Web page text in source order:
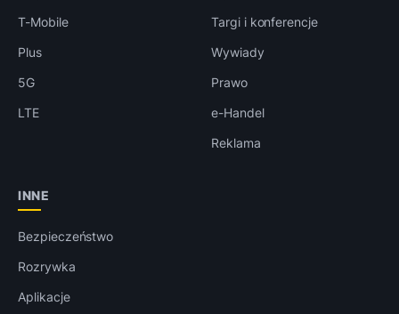
T-Mobile
Plus
5G
LTE
Targi i konferencje
Wywiady
Prawo
e-Handel
Reklama
INNE
Bezpieczeństwo
Rozrywka
Aplikacje